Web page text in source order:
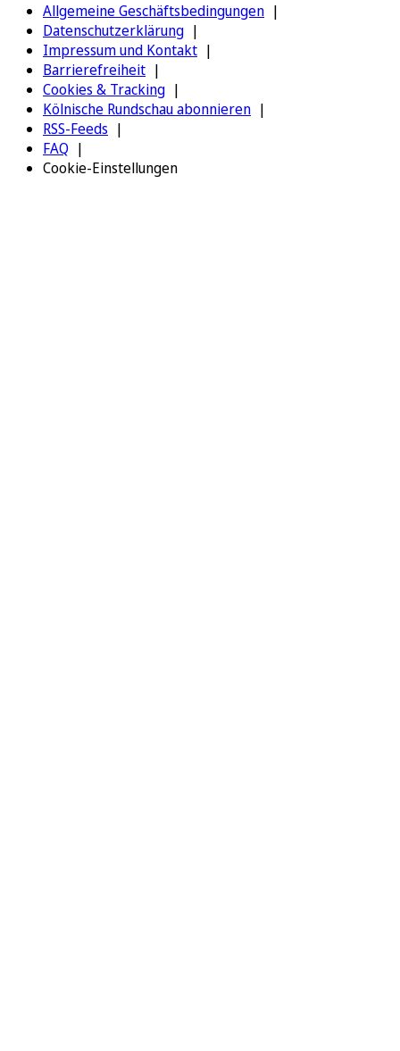
Allgemeine Geschäftsbedingungen
Datenschutzerklärung
Impressum und Kontakt
Barrierefreiheit
Cookies & Tracking
Kölnische Rundschau abonnieren
RSS-Feeds
FAQ
Cookie-Einstellungen